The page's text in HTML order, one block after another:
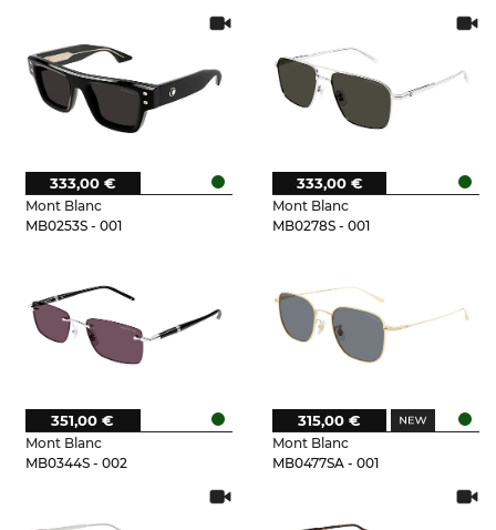
Mont Blanc
MB0253S - 001
333,00 €
Mont Blanc
MB0278S - 001
333,00 €
Mont Blanc
MB0344S - 002
351,00 €
Mont Blanc
MB0477SA - 001
315,00 €